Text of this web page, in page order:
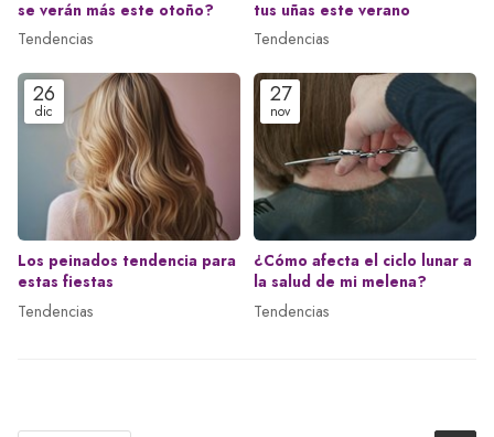
se verán más este otoño?
Tendencias
tus uñas este verano
Tendencias
26
dic
Los peinados tendencia para
estas fiestas
Tendencias
27
nov
¿Cómo afecta el ciclo lunar a
la salud de mi melena?
Tendencias